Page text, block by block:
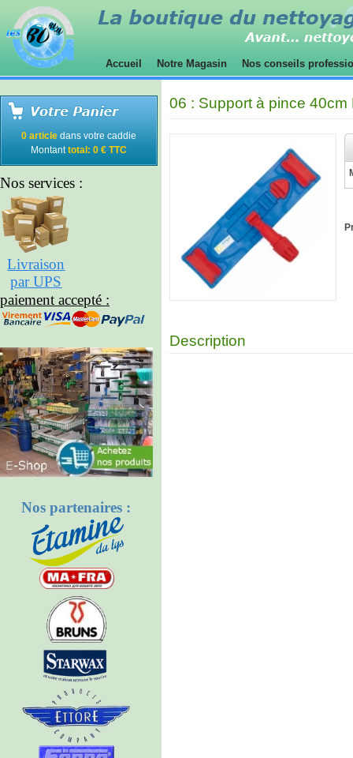
Accueil Notre Magasin Nos conseils
0 article dans votre caddie
Montanttotal: 0 € TTC
Nos services :
Livraison
par UPS
paiement accepté :
Nos partenaires :
06 : Support à pince 40cm
Description